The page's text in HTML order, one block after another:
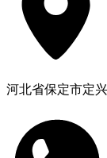
河北省保定市定